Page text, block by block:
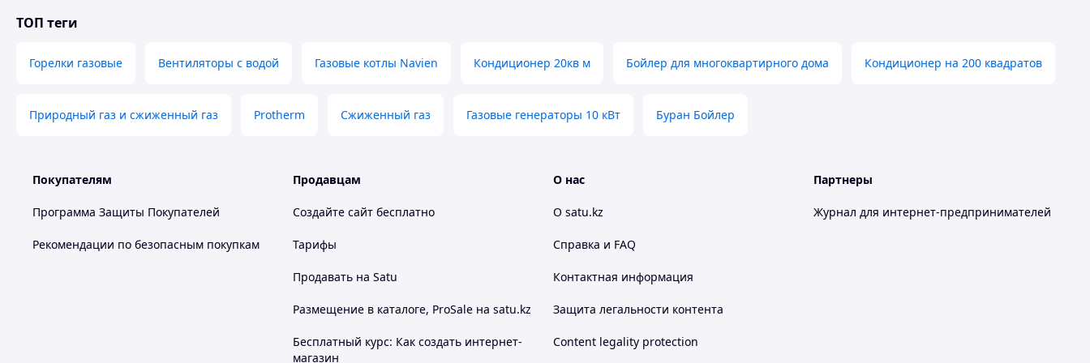
ТОП теги
Горелки газовые Вентиляторы с водой Газовые котлы Navien Кондиционер 20кв м Бойлер для многоквартирного дома Кондиционер на 200 квадратов
Природный газ и сжиженный газ Protherm Сжиженный газ Газовые генераторы 10 кВт Буран Бойлер
Покупателям
Программа Защиты Покупателей
Рекомендации по безопасным покупкам
Продавцам
Создайте сайт бесплатно
Тарифы
Продавать на Satu
Размещение в каталоге, ProSale на satu.kz
Бесплатный курс: Как создать интернет-
магазин
О нас
О satu.kz
Справка и FAQ
Контактная информация
Защита легальности контента
Content legality protection
Партнеры
Журнал для интернет-предпринимателей